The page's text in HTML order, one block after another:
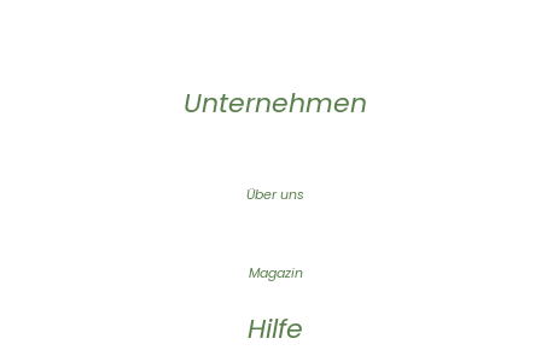
Unternehmen
Über uns
Magazin
Hilfe